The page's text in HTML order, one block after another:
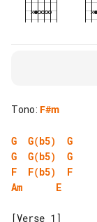
Tono: F#m
G G(b5)
G
G
G(b5)
G
F
F(b5)
F
Am
E